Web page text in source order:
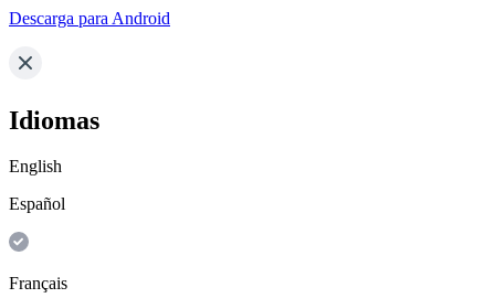
Descarga para Android
Idiomas
English
Español
Français